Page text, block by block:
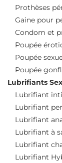
Prothèses
Gaine pour
Condom et
Poupée
Poupée
Poupée
Lubrifiants
Lubrifiant
Lubrifiant
Lubrifiant
Lubrifiant à
Lubrifiant
Lubrifiant